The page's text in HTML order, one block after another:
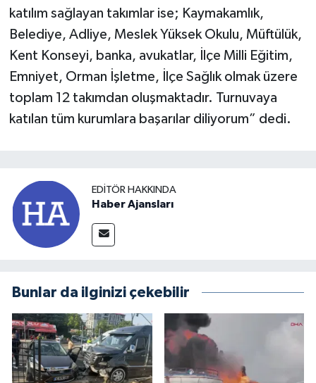
katılım sağlayan takımlar ise; Kaymakamlık,
Belediye, Adliye, Meslek Yüksek Okulu, Müftülük,
Kent Konseyi, banka, avukatlar, İlçe Milli Eğitim,
Emniyet, Orman İşletme, İlçe Sağlık olmak üzere
toplam 12 takımdan oluşmaktadır. Turnuvaya
katılan tüm kurumlara başarılar diliyorum” dedi.
EDITÖR HAKKINDA
Haber Ajansları
Bunlar da ilginizi çekebilir